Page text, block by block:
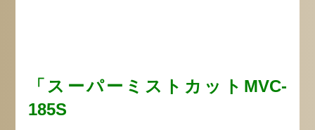
「スーパーミストカットMVC-
185S